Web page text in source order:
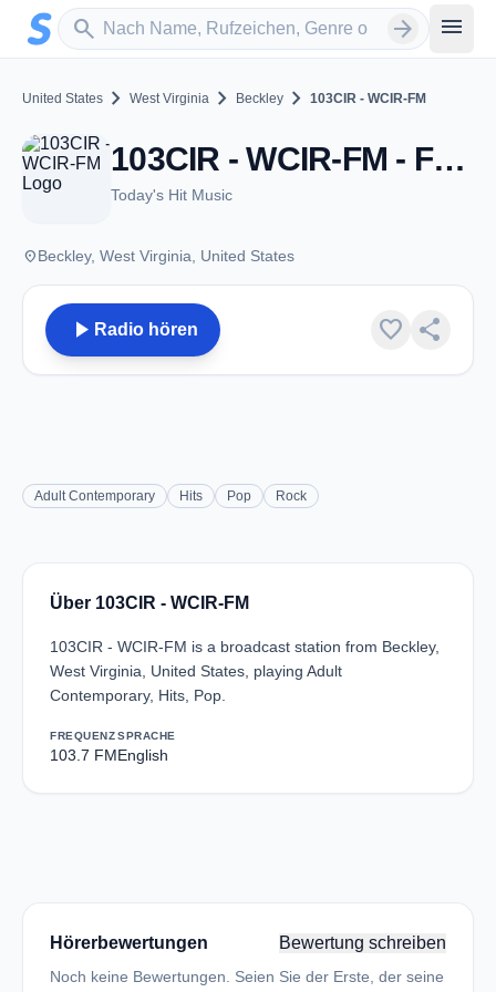
Zum Hauptinhalt springen
search
Sender suchen arrow_forward menu
United States chevron_right West Virginia chevron_right Beckley chevron_right 103CIR - WCIR-FM
103CIR - WCIR-FM - FM 103.7 - Beckley, WV
Today's Hit Music
placeBeckley, West Virginia, United States
play_arrow Radio hören favorite share
Adult Contemporary Hits Pop Rock
Über 103CIR - WCIR-FM
103CIR - WCIR-FM is a broadcast station from Beckley,
West Virginia, United States, playing Adult
Contemporary, Hits, Pop.
FREQUENZ
103.7 FM
SPRACHE
English
Hörerbewertungen Bewertung schreiben
Noch keine Bewertungen. Seien Sie der Erste, der seine